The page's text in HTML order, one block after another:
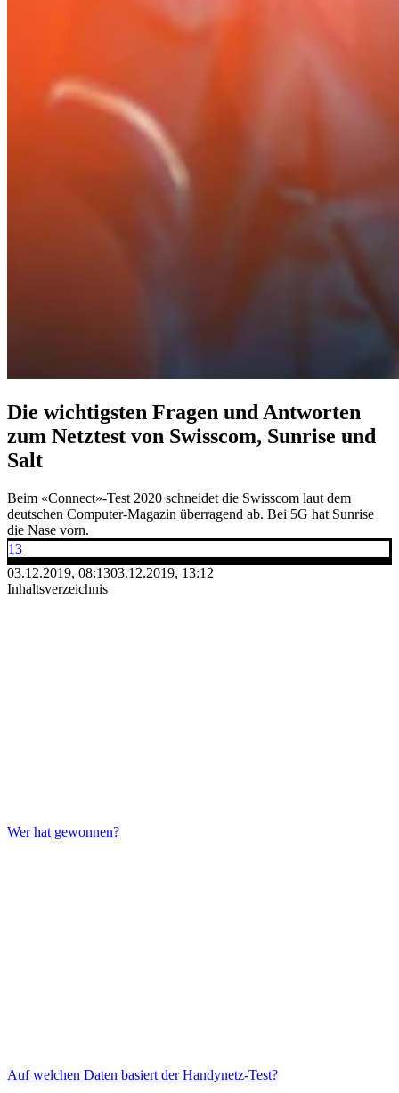
Die wichtigsten Fragen und Antworten
zum Netztest von Swisscom, Sunrise und
Salt
Beim «Connect»-Test 2020 schneidet die Swisscom laut dem
deutschen Computer-Magazin überragend ab. Bei 5G hat Sunrise
die Nase vorn.
13
03.12.2019, 08:1303.12.2019, 13:12
Inhaltsverzeichnis
Wer hat gewonnen?
Auf welchen Daten basiert der Handynetz-Test?